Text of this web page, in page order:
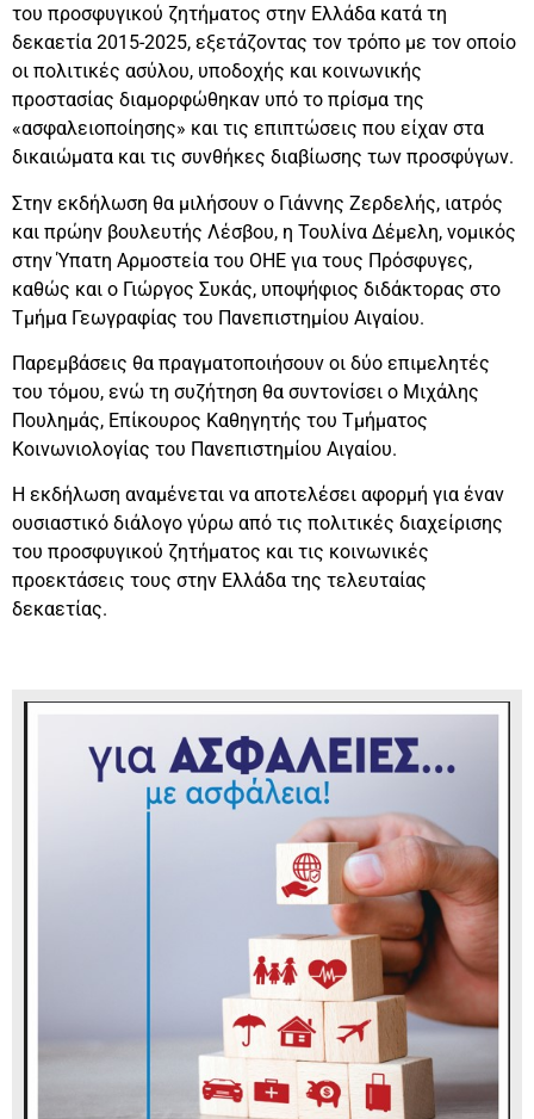
του προσφυγικού ζητήματος στην Ελλάδα κατά τη
δεκαετία 2015-2025, εξετάζοντας τον τρόπο με τον οποίο
οι πολιτικές ασύλου, υποδοχής και κοινωνικής
προστασίας διαμορφώθηκαν υπό το πρίσμα της
«ασφαλειοποίησης» και τις επιπτώσεις που είχαν στα
δικαιώματα και τις συνθήκες διαβίωσης των προσφύγων.
Στην εκδήλωση θα μιλήσουν ο Γιάννης Ζερδελής, ιατρός
και πρώην βουλευτής Λέσβου, η Τουλίνα Δέμελη, νομικός
στην Ύπατη Αρμοστεία του ΟΗΕ για τους Πρόσφυγες,
καθώς και ο Γιώργος Συκάς, υποψήφιος διδάκτορας στο
Τμήμα Γεωγραφίας του Πανεπιστημίου Αιγαίου.
Παρεμβάσεις θα πραγματοποιήσουν οι δύο επιμελητές
του τόμου, ενώ τη συζήτηση θα συντονίσει ο Μιχάλης
Πουλημάς, Επίκουρος Καθηγητής του Τμήματος
Κοινωνιολογίας του Πανεπιστημίου Αιγαίου.
Η εκδήλωση αναμένεται να αποτελέσει αφορμή για έναν
ουσιαστικό διάλογο γύρω από τις πολιτικές διαχείρισης
του προσφυγικού ζητήματος και τις κοινωνικές
προεκτάσεις τους στην Ελλάδα της τελευταίας
δεκαετίας.